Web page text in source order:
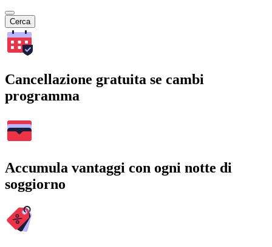
Cerca
Cancellazione gratuita se cambi
programma
Accumula vantaggi con ogni notte di
soggiorno